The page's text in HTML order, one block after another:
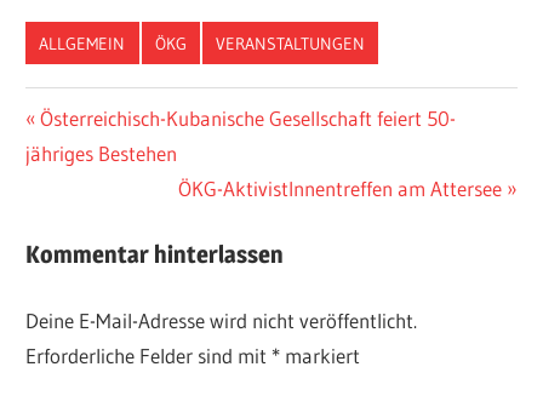
ALLGEMEIN ÖKG VERANSTALTUNGEN
Beitragsnavigation
Vorheriger
Beitrag:
Österreichisch-Kubanische Gesellschaft feiert 50-
jähriges Bestehen
Nächster
ÖKG-AktivistInnentreffen am Attersee
Kommentar hinterlassen
Deine E-Mail-Adresse wird nicht veröffentlicht.
Erforderliche Felder sind mit * markiert